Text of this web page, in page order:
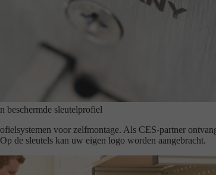
beschermde sleutelprofiel
voor zelfmontage. Als CES-partner
de sleutels kan uw eigen logo worden aangebracht.